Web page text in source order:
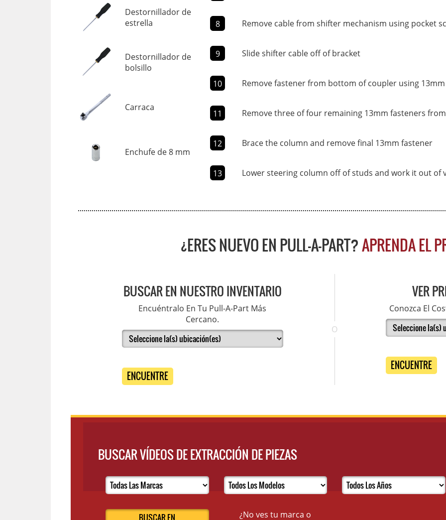
Destornillador de
estrella
Destornillador de
bolsillo
Carraca
Enchufe de 8 mm
8 Remove cable from shifter mechanism using pocket
9 Slide shifter cable off of bracket
10 Remove fastener from bottom of coupler using
11 Remove three of four remaining 13mm fasteners
12 Brace the column and remove final 13mm fastener
13 Lower steering column off of studs and work it out of
¿ERES NUEVO EN PULL-A-PART?APRENDA EL
BUSCAR EN NUESTRO INVENTARIO
Encuéntralo En Tu Pull-A-Part Más
Cercano.
ENCUENTRE
O
VER
Conozca El
ENCUENTRE
BUSCAR VÍDEOS DE EXTRACCIÓN DE PIEZAS
BUSCAR EN
¿No ves tu marca o